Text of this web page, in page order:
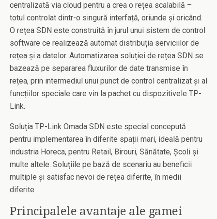
centralizată via cloud pentru a crea o rețea scalabilă –
totul controlat dintr-o singură interfață, oriunde și oricând.
O rețea SDN este construită în jurul unui sistem de control
software ce realizează automat distribuția serviciilor de
rețea și a datelor. Automatizarea soluției de rețea SDN se
bazează pe separarea fluxurilor de date transmise în
rețea, prin intermediul unui punct de control centralizat și al
funcțiilor speciale care vin la pachet cu dispozitivele TP-
Link.
Soluția TP-Link Omada SDN este special concepută
pentru implementarea în diferite spații mari, ideală pentru
industria Horeca, pentru Retail, Birouri, Sănătate, Școli și
multe altele. Soluțiile pe bază de scenariu au beneficii
multiple și satisfac nevoi de rețea diferite, în medii
diferite.
Principalele avantaje ale gamei